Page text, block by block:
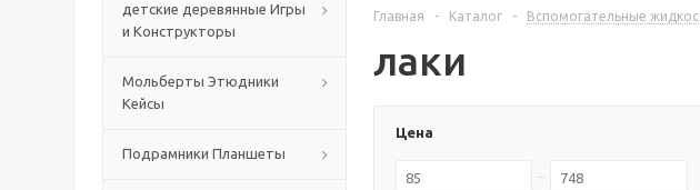
детские деревянные Игры
и Конструкторы
Мольберты Этюдники
Кейсы
Подрамники Планшеты
Главная - Каталог - Вспомогательные
лаки
Цена